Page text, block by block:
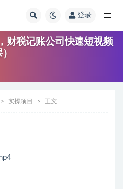
登录
财税记账公司快速短视频
实操项目 正文